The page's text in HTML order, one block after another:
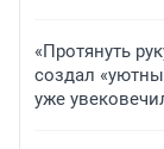
«Протянуть
создал
уже